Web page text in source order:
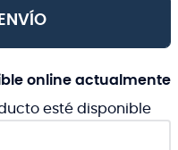
online actualmente
esté disponible